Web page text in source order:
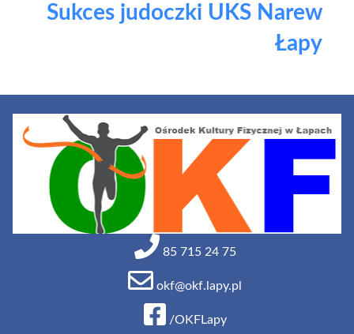
Sukces judoczki UKS Narew
Łapy
85 715 24 75
okf@okf.lapy.pl
/OKFLapy